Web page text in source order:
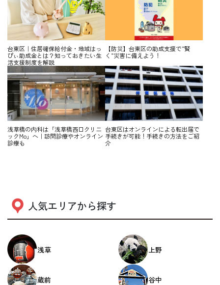
台東区｜住居確保給付金・地域はっ
ぴぃ助成金とは？知っておきたい生
活支援制度を解説
【防災】台東区の助成支援で”賢
く”災害に備えよう！
浅草橋の内科は「浅草橋西口クリニ
ックMo」へ｜訪問診療やオンライン
診療も
台東区はオンラインによる転出届で
手続きが可能！手続きの方法をご紹
介
人気エリアから探す
浅草 上野
蔵前 谷中